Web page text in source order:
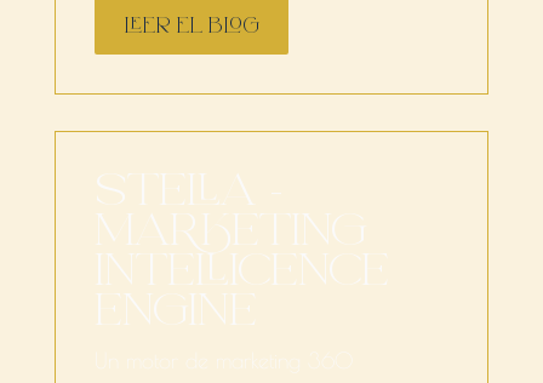
LEER EL BLOG
STELLA -
MARKETING
INTELLICENCE
ENGINE
Un motor de marketing 360